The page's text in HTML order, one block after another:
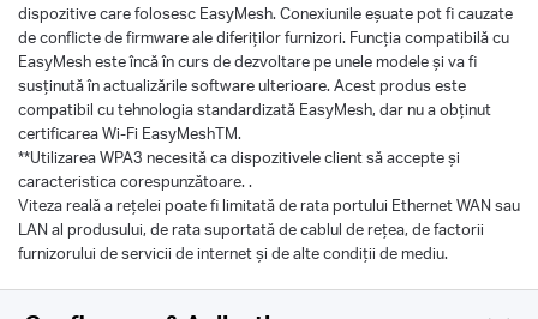
dispozitive care folosesc EasyMesh. Conexiunile eșuate pot fi cauzate
de conflicte de firmware ale diferiților furnizori. Funcția compatibilă cu
EasyMesh este încă în curs de dezvoltare pe unele modele și va fi
susținută în actualizările software ulterioare. Acest produs este
compatibil cu tehnologia standardizată EasyMesh, dar nu a obținut
certificarea Wi-Fi EasyMeshTM.
**Utilizarea WPA3 necesită ca dispozitivele client să accepte și
caracteristica corespunzătoare. .
Viteza reală a rețelei poate fi limitată de rata portului Ethernet WAN sau
LAN al produsului, de rata suportată de cablul de rețea, de factorii
furnizorului de servicii de internet și de alte condiții de mediu.